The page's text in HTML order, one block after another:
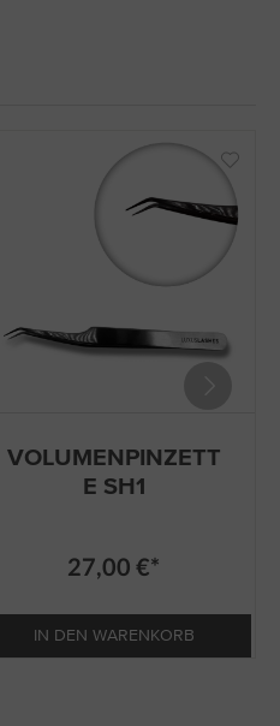
VOLUMENPINZETT
E SH1
27,00 €*
IN DEN WARENKORB